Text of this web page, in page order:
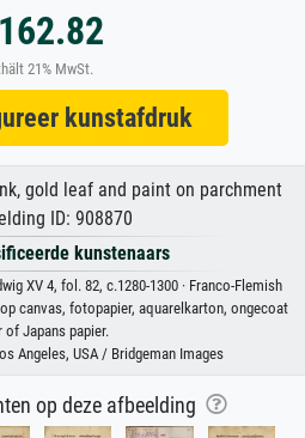
21% MwSt.
kunstafdruk
gold leaf and paint on parchment
ID: 908870
kunstenaars
XV 4, fol. 82, c.1280-1300 · Franco-Flemish
canvas, fotopapier, aquarelkarton, ongecoat
of Japans papier.
Angeles, USA / Bridgeman Images
op deze afbeelding